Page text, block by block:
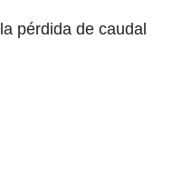
pérdida de caudal